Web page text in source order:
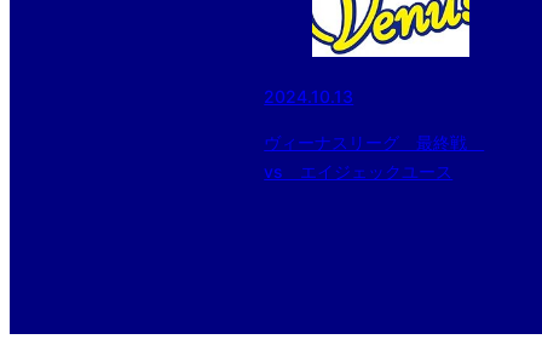
2024.10.13
ヴィーナスリーグ 最終戦
vs エイジェックユース